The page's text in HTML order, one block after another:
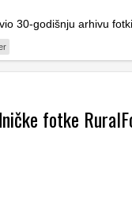
30-godišnju arhivu
fotke